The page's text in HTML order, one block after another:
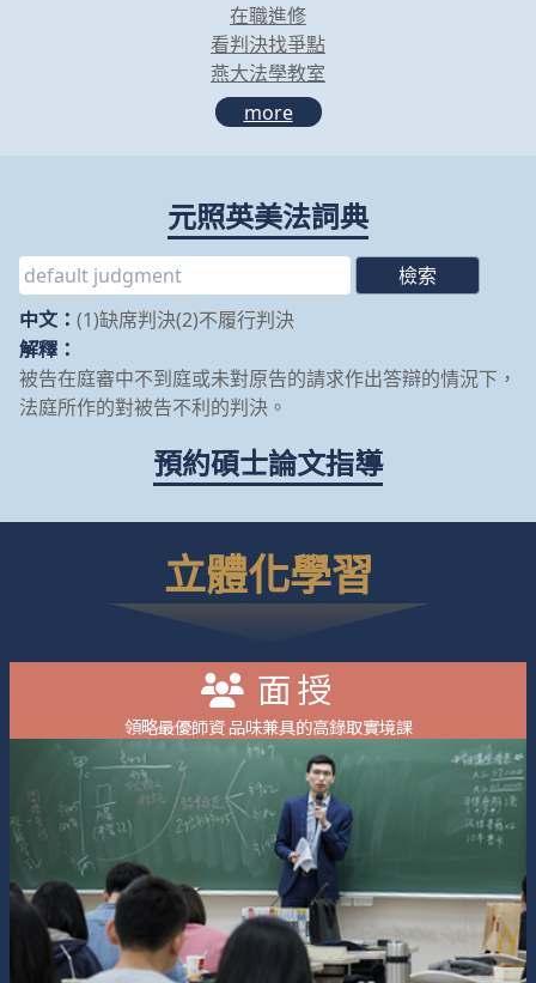
在職進修
看判決找爭點
燕大法學教室
more
元照英美法詞典
中文： (1)缺席判決(2)不履行判決
解釋：
被告在庭審中不到庭或未對原告的請求作出答辯的情況下，
法庭所作的對被告不利的判決。
預約碩士論文指導
立體化學習
面授
領略最優師資 品味兼具的高錄取實境課